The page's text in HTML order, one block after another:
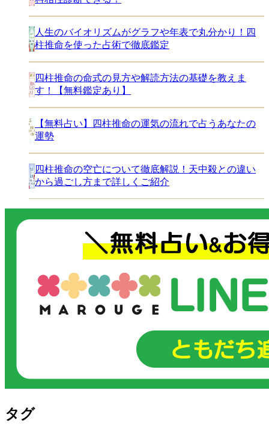
人生のバイオリズムがグラフや年表で丸分かり！四
柱推命を使った占術で徹底鑑定
四柱推命の命式の見方や解読方法の基礎を教えま
す！【無料鑑定あり】
【無料占い】四柱推命の運気の流れで占うあなたの
運勢
四柱推命の空亡について徹底解説！天中殺との違い
から過ごし方まで詳しくご紹介
タグ